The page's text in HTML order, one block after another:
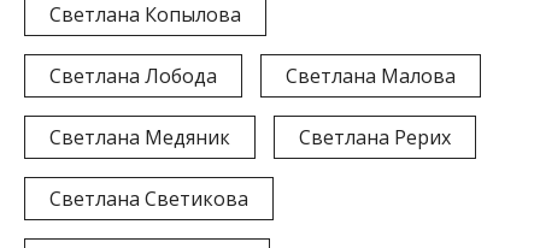
Светлана Копылова
Светлана Лобода Светлана Малова
Светлана Медяник Светлана Рерих
Светлана Светикова